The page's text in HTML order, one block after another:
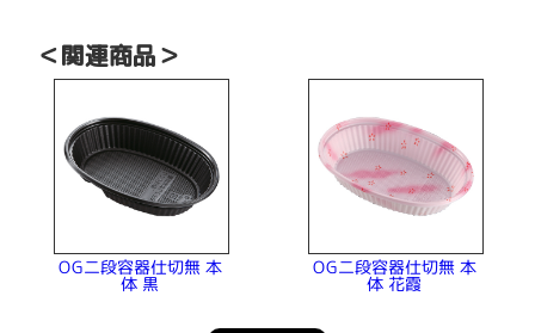
＜関連商品＞
OG二段容器仕切無 本
体 黒
OG二段容器仕切無 本
体 花霞